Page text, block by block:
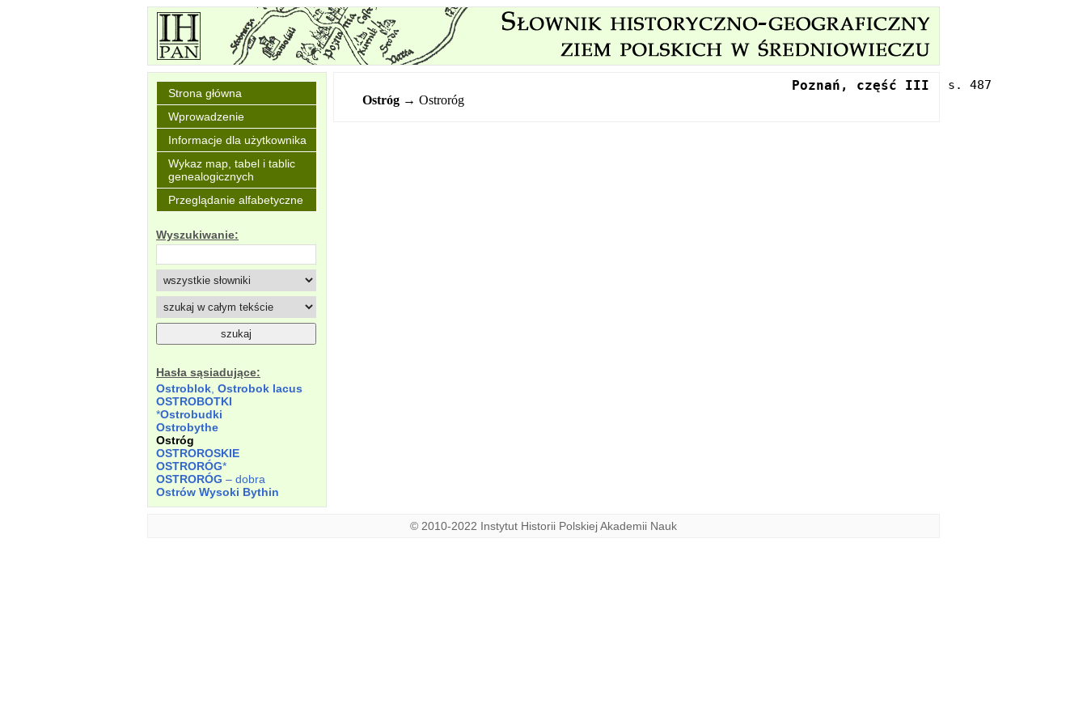
Strona główna
Wprowadzenie
Informacje dla użytkownika
Wykaz map, tabel i tablic
genealogicznych
Przeglądanie alfabetyczne
Wyszukiwanie:
Hasła sąsiadujące:
Ostroblok Ostrobok lacus
OSTROBOTKI
*Ostrobudki
Ostrobythe
Ostróg
OSTROROSKIE
OSTRORÓG*
OSTRORÓG – dobra
Ostrów Wysoki Bythin
Poznań, część III
Ostróg → Ostroróg
© 2010-2022 Instytut Historii Polskiej Akademii Nauk